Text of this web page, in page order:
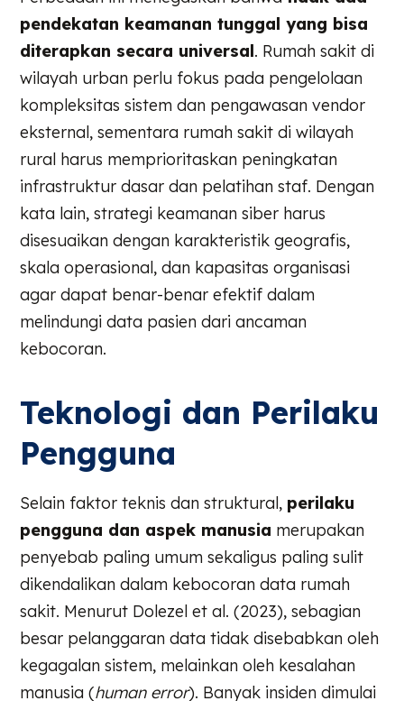
pendekatan keamanan tunggal yang bisa
diterapkan secara universal. Rumah sakit di
wilayah urban perlu fokus pada pengelolaan
kompleksitas sistem dan pengawasan vendor
eksternal, sementara rumah sakit di wilayah
rural harus memprioritaskan peningkatan
infrastruktur dasar dan pelatihan staf. Dengan
kata lain, strategi keamanan siber harus
disesuaikan dengan karakteristik geografis,
skala operasional, dan kapasitas organisasi
agar dapat benar-benar efektif dalam
melindungi data pasien dari ancaman
kebocoran.
Teknologi dan Perilaku
Pengguna
Selain faktor teknis dan struktural, perilaku
pengguna dan aspek manusia merupakan
penyebab paling umum sekaligus paling sulit
dikendalikan dalam kebocoran data rumah
sakit. Menurut Dolezel et al. (2023), sebagian
besar pelanggaran data tidak disebabkan oleh
kegagalan sistem, melainkan oleh kesalahan
manusia (human error). Banyak insiden dimulai